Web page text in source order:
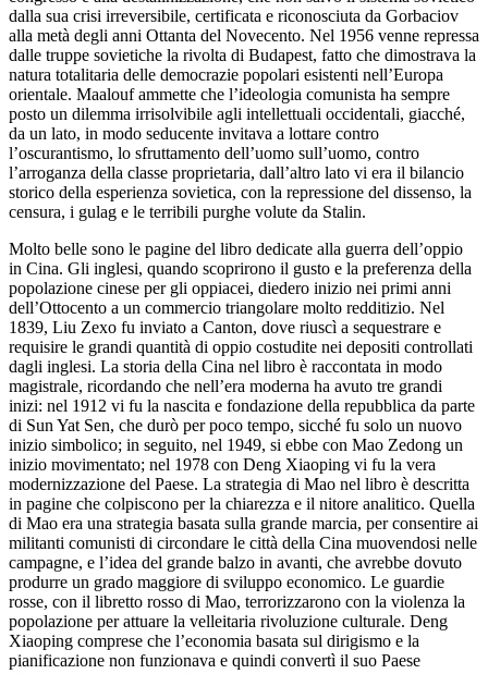
dalla sua crisi irreversibile, certificata e riconosciuta da Gorbaciov
alla metà degli anni Ottanta del Novecento. Nel 1956 venne repressa
dalle truppe sovietiche la rivolta di Budapest, fatto che dimostrava la
natura totalitaria delle democrazie popolari esistenti nell’Europa
orientale. Maalouf ammette che l’ideologia comunista ha sempre
posto un dilemma irrisolvibile agli intellettuali occidentali, giacché,
da un lato, in modo seducente invitava a lottare contro
l’oscurantismo, lo sfruttamento dell’uomo sull’uomo, contro
l’arroganza della classe proprietaria, dall’altro lato vi era il bilancio
storico della esperienza sovietica, con la repressione del dissenso, la
censura, i gulag e le terribili purghe volute da Stalin.
Molto belle sono le pagine del libro dedicate alla guerra dell’oppio
in Cina. Gli inglesi, quando scoprirono il gusto e la preferenza della
popolazione cinese per gli oppiacei, diedero inizio nei primi anni
dell’Ottocento a un commercio triangolare molto redditizio. Nel
1839, Liu Zexo fu inviato a Canton, dove riuscì a sequestrare e
requisire le grandi quantità di oppio costudite nei depositi controllati
dagli inglesi. La storia della Cina nel libro è raccontata in modo
magistrale, ricordando che nell’era moderna ha avuto tre grandi
inizi: nel 1912 vi fu la nascita e fondazione della repubblica da parte
di Sun Yat Sen, che durò per poco tempo, sicché fu solo un nuovo
inizio simbolico; in seguito, nel 1949, si ebbe con Mao Zedong un
inizio movimentato; nel 1978 con Deng Xiaoping vi fu la vera
modernizzazione del Paese. La strategia di Mao nel libro è descritta
in pagine che colpiscono per la chiarezza e il nitore analitico. Quella
di Mao era una strategia basata sulla grande marcia, per consentire ai
militanti comunisti di circondare le città della Cina muovendosi nelle
campagne, e l’idea del grande balzo in avanti, che avrebbe dovuto
produrre un grado maggiore di sviluppo economico. Le guardie
rosse, con il libretto rosso di Mao, terrorizzarono con la violenza la
popolazione per attuare la velleitaria rivoluzione culturale. Deng
Xiaoping comprese che l’economia basata sul dirigismo e la
pianificazione non funzionava e quindi convertì il suo Paese